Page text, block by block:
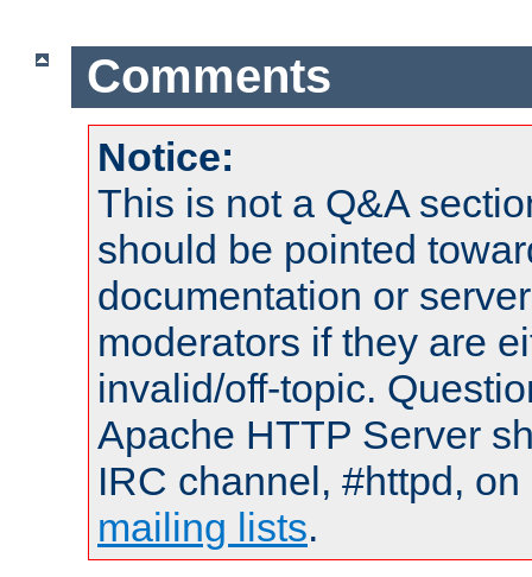
Comments
Notice:
This is not a Q&A
should be pointed
documentation or
moderators if they are
invalid/off-topic.
Apache HTTP Server
IRC channel, #httpd,
mailing lists.